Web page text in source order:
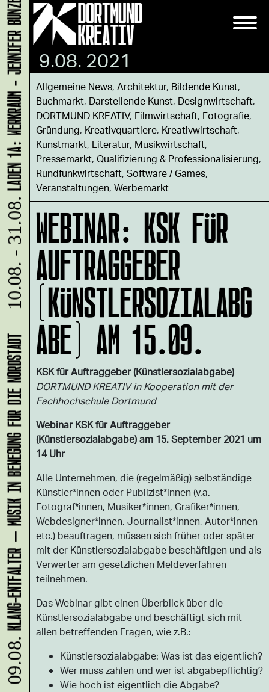
9.08. 2021
Allgemeine News, Architektur, Bildende Kunst,
Buchmarkt, Darstellende Kunst, Designwirtschaft,
DORTMUND KREATIV, Filmwirtschaft, Fotografie,
Gründung, Kreativquartiere, Kreativwirtschaft,
Kunstmarkt, Literatur, Musikwirtschaft,
Pressemarkt, Qualifizierung & Professionalisierung,
Rundfunkwirtschaft, Software / Games,
Veranstaltungen, Werbemarkt
WEBINAR: KSK FÜR
AUFTRAGGEBER
(KÜNSTLERSOZIALABG
ABE) AM 15.09.
KSK für Auftraggeber (Künstlersozialabgabe)
DORTMUND KREATIV in Kooperation mit der
Fachhochschule Dortmund
Webinar KSK für Auftraggeber
(Künstlersozialabgabe) am 15. September 2021 um
14 Uhr
Alle Unternehmen, die (regelmäßig) selbständige
Künstler*innen oder Publizist*innen (v.a.
Fotograf*innen, Musiker*innen, Grafiker*innen,
Webdesigner*innen, Journalist*innen, Autor*innen
etc.) beauftragen, müssen sich früher oder später
mit der Künstlersozialabgabe beschäftigen und als
Verwerter am gesetzlichen Meldeverfahren
teilnehmen.
Das Webinar gibt einen Überblick über die
Künstlersozialabgabe und beschäftigt sich mit
allen betreffenden Fragen, wie z.B.:
Künstlersozialabgabe: Was ist das eigentlich?
Wer muss zahlen und wer ist abgabepflichtig?
Wie hoch ist eigentlich die Abgabe?
09.08.
KLANG-ENTFALTER – MUSIK IN BEWEGUNG FÜR DIE NORDSTADT
10.08. - 31.08.
LADEN 1A: WERKRAUM - JENNIFER BUNZECK